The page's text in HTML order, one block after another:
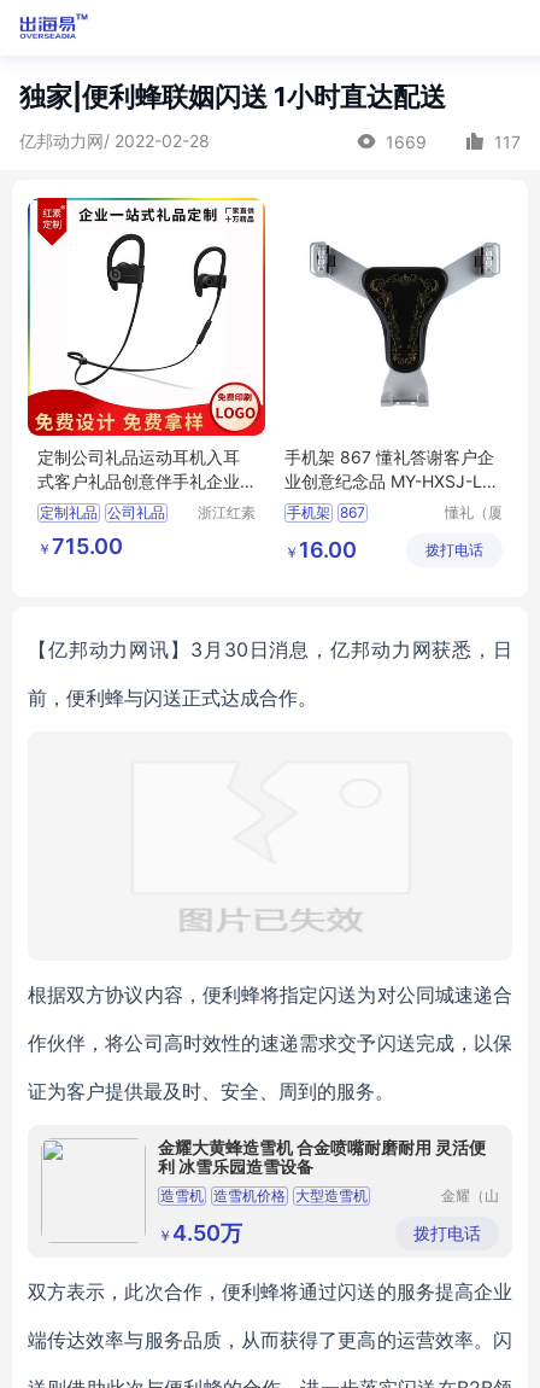
独家|便利蜂联姻闪送 1小时直达配送
亿邦动力网/ 2022-02-28 1669 117
定制公司礼品运动耳机入耳
式客户礼品创意伴手礼企业
送礼礼品采购
定制礼品 公司礼品
运动耳机
客户礼品
创意伴手礼
浙江红素
￥ 715.00
手机架 867 懂礼答谢客户企
业创意纪念品 MY-HXSJ-L5-
07
手机架 867
创意纪念品
懂礼（厦
链有限公
￥ 16.00 拨打电话
【亿邦动力网讯】3月30日消息，亿邦动力网获悉，日
前，便利蜂与闪送正式达成合作。
根据双方协议内容，便利蜂将指定闪送为对公同城速递合
作伙伴，将公司高时效性的速递需求交予闪送完成，以保
证为客户提供最及时、安全、周到的服务。
金耀大黄蜂造雪机 合金喷嘴耐磨耐用 灵活便
利 冰雪乐园造雪设备
造雪机 造雪机价格 大型造雪机
造雪设备
造雪机厂家
金耀（山
设备集团
有限公司
￥ 4.50万 拨打电话
双方表示，此次合作，便利蜂将通过闪送的服务提高企业
端传达效率与服务品质，从而获得了更高的运营效率。闪